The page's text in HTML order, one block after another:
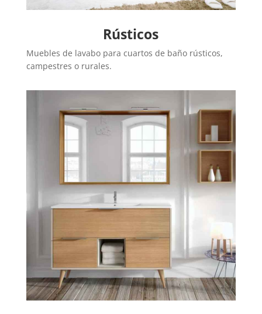
Rústicos
Muebles de lavabo para cuartos de baño rústicos,
campestres o rurales.